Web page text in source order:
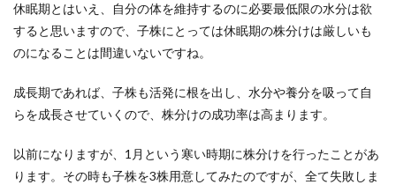
休眠期とはいえ、自分の体を維持するのに必要最低限の水分は欲
すると思いますので、子株にとっては休眠期の株分けは厳しいも
のになることは間違いないですね。
成長期であれば、子株も活発に根を出し、水分や養分を吸って自
らを成長させていくので、株分けの成功率は高まります。
以前になりますが、1月という寒い時期に株分けを行ったことがあ
ります。その時も子株を3株用意してみたのですが、全て失敗しま